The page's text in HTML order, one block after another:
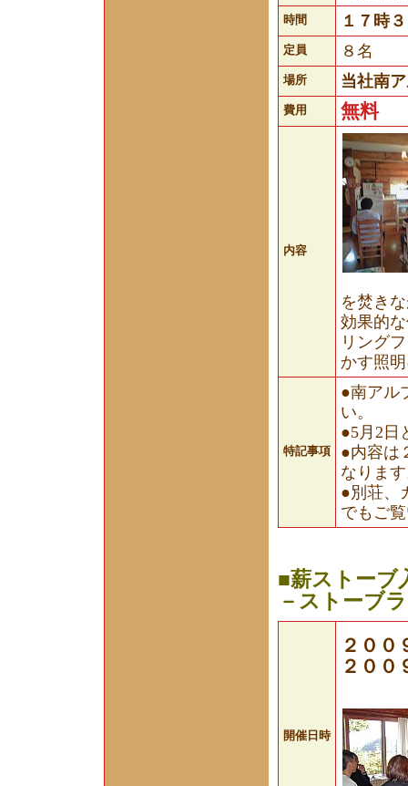
時間 １７時
定員 ８名
場所 当社南
費用 無料
内容
を焚き
効果的
リング
かす照
特記事項
●南アル
い。
●5月2日
●内容は
なりま
●別荘、
でもご
■薪ストーブ
－ストーブ
開催日時
２００
２００